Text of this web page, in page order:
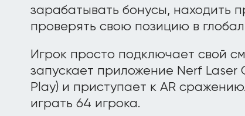
зарабатывать бонусы, находить
проверять свою позицию в
Игрок просто подключает свой
запускает приложение Nerf Laser
Play) и приступает к AR
играть 64 игрока.